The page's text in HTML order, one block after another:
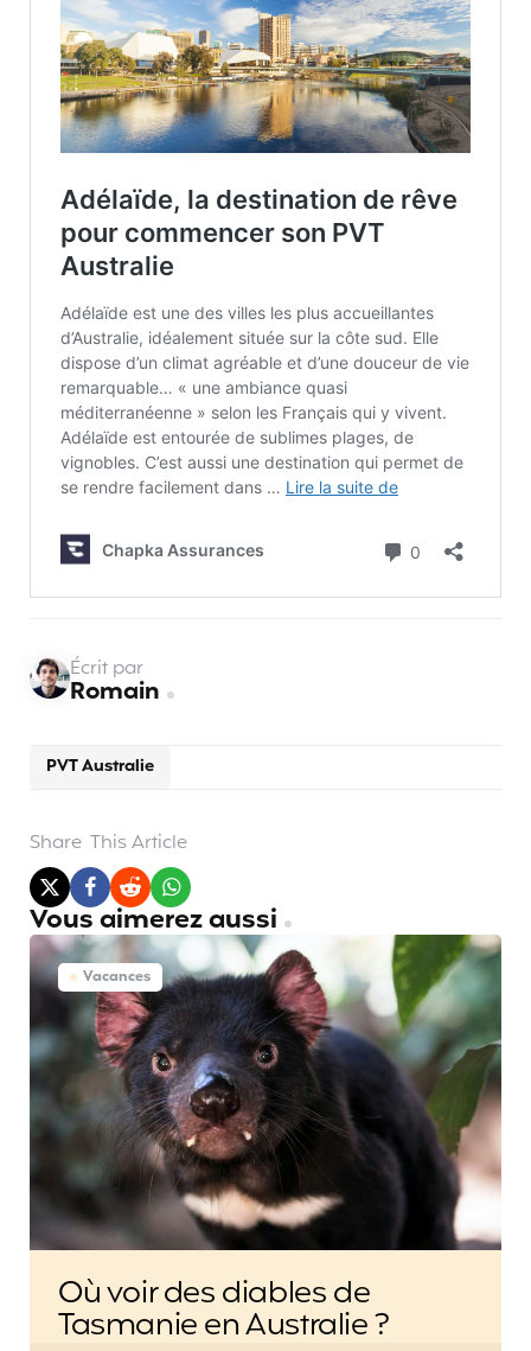
PVT Australie
Écrit par
Romain
Share This Article
Vous aimerez aussi
Vacances
Où voir des diables de
Tasmanie en Australie ?